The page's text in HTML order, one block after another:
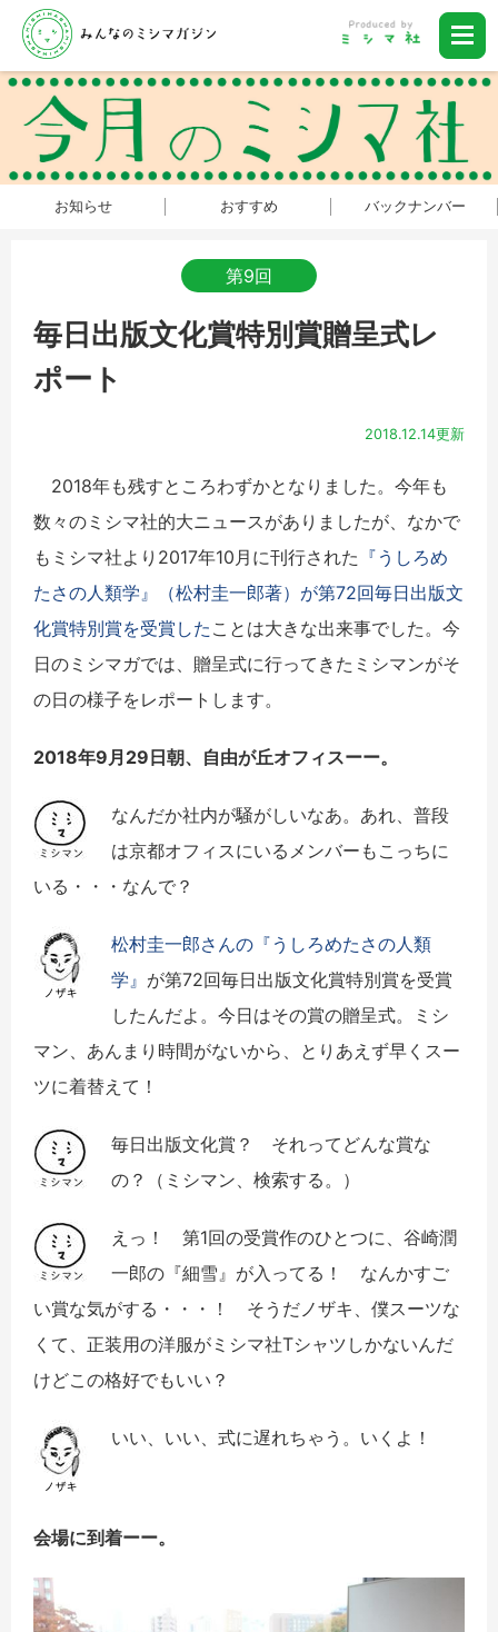
お知らせ おすすめ バックナンバー
第9回
毎日出版文化賞特別賞贈呈式レ
ポート
2018.12.14更新
2018年も残すところわずかとなりました。今年も
数々のミシマ社的大ニュースがありましたが、なかで
もミシマ社より2017年10月に刊行された 『うしろめ
たさの人類学』（松村圭一郎著）が第72回毎日出版文
化賞特別賞を受賞した ことは大きな出来事でした。今
日のミシマガでは、贈呈式に行ってきたミシマンがそ
の日の様子をレポートします。
2018年9月29日朝、自由が丘オフィスーー。
なんだか社内が騒がしいなあ。あれ、普段
は京都オフィスにいるメンバーもこっちに
いる・・・なんで？
松村圭一郎さんの『うしろめたさの人類
学』 が第72回毎日出版文化賞特別賞を受賞
したんだよ。今日はその賞の贈呈式。ミシ
マン、あんまり時間がないから、とりあえず早くスー
ツに着替えて！
毎日出版文化賞？ それってどんな賞な
の？（ミシマン、検索する。）
えっ！ 第1回の受賞作のひとつに、谷崎潤
一郎の『細雪』が入ってる！ なんかすご
い賞な気がする・・・！ そうだノザキ、僕スーツな
くて、正装用の洋服がミシマ社Tシャツしかないんだ
けどこの格好でもいい？
いい、いい、式に遅れちゃう。いくよ！
会場に到着ーー。